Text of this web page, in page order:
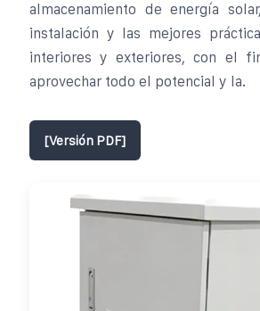
almacenamiento de energía
instalación y las mejores
interiores y exteriores, con el
aprovechar todo el potencial y la.
[Versión PDF]